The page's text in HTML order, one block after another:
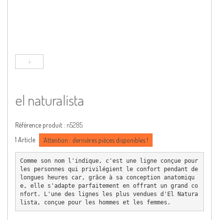
el naturalista
Référence produit : n5285
1 Article Attention : dernières pièces disponibles !
Comme son nom l'indique, c'est une ligne conçue pour
les personnes qui privilégient le confort pendant de
longues heures car, grâce à sa conception anatomiqu
e, elle s'adapte parfaitement en offrant un grand co
nfort. L'une des lignes les plus vendues d'El Natura
lista, conçue pour les hommes et les femmes.